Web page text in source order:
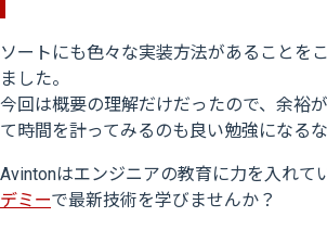
ソートにも色々な実装方法があることを
ました。
今回は概要の理解だけだったので、余裕
て時間を計ってみるのも良い勉強になる
Avintonはエンジニアの教育に力を入れて
デミーで最新技術を学びませんか？